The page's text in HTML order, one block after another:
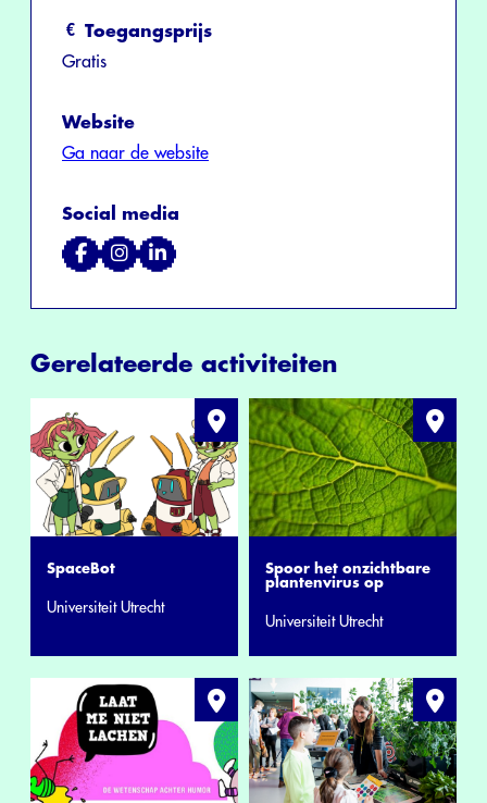
Toegangsprijs
Gratis
Website
Ga naar de website
Social media
Gerelateerde activiteiten
SpaceBot
Universiteit Utrecht
Spoor het onzichtbare
plantenvirus op
Universiteit Utrecht